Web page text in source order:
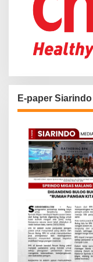
E-paper